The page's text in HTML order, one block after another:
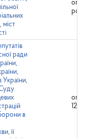
міст
ради
України,
в
її